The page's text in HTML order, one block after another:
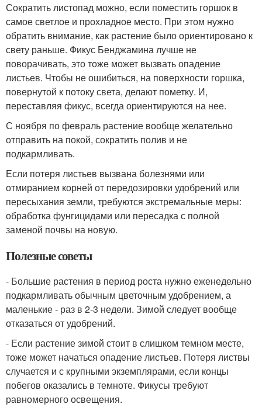
Сократить листопад можно, если поместить горшок в
самое светлое и прохладное место. При этом нужно
обратить внимание, как растение было ориентировано к
свету раньше. Фикус Бенджамина лучше не
поворачивать, это тоже может вызвать опадение
листьев. Чтобы не ошибиться, на поверхности горшка,
повернутой к потоку света, делают пометку. И,
переставляя фикус, всегда ориентируются на нее.
С ноября по февраль растение вообще желательно
отправить на покой, сократить полив и не
подкармливать.
Если потеря листьев вызвана болезнями или
отмиранием корней от передозировки удобрений или
пересыхания земли, требуются экстремальные меры:
обработка фунгицидами или пересадка с полной
заменой почвы на новую.
Полезные советы
- Большие растения в период роста нужно еженедельно
подкармливать обычным цветочным удобрением, а
маленькие - раз в 2-3 недели. Зимой следует вообще
отказаться от удобрений.
- Если растение зимой стоит в слишком темном месте,
тоже может начаться опадение листьев. Потеря листвы
случается и с крупными экземплярами, если концы
побегов оказались в темноте. Фикусы требуют
равномерного освещения.